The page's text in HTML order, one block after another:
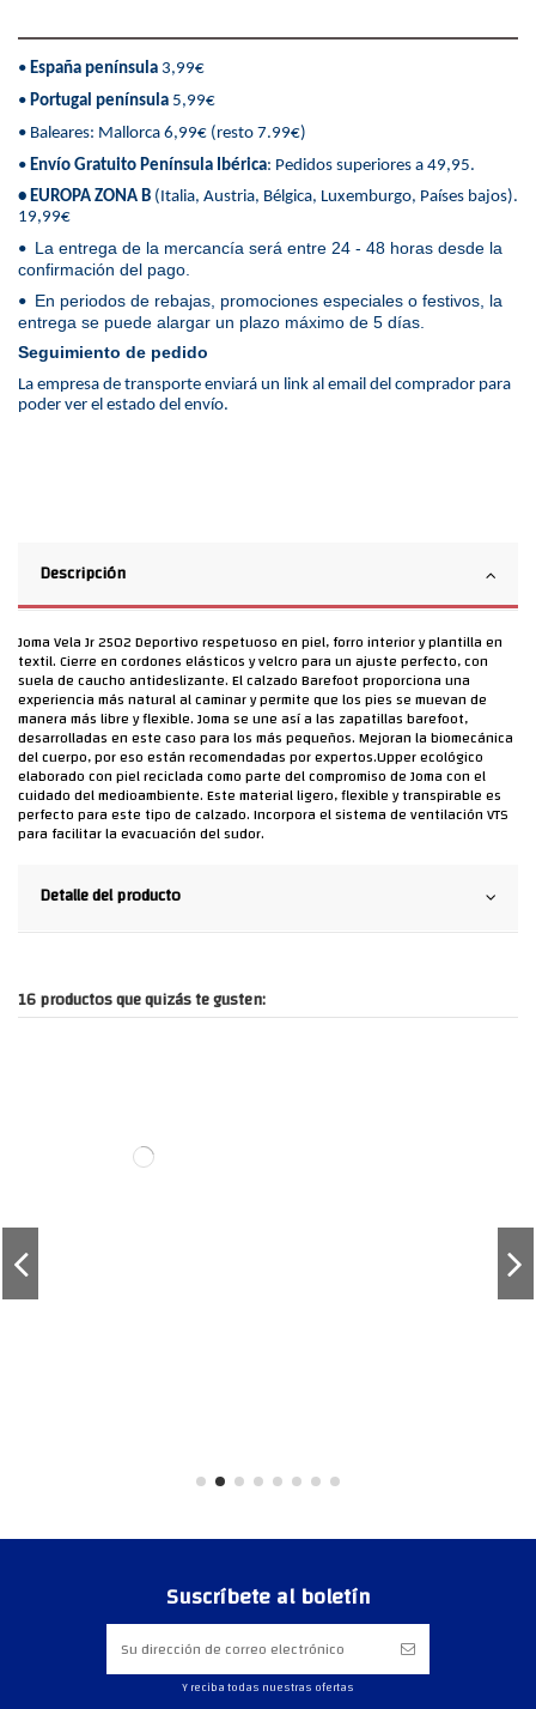
• España península 3,99€
• Portugal península 5,99€
• Baleares: Mallorca 6,99€ (resto 7.99€)
• Envío Gratuito Península Ibérica: Pedidos superiores a 49,95.
• EUROPA ZONA B (Italia, Austria, Bélgica, Luxemburgo, Países bajos).
19,99€
• La entrega de la mercancía será entre 24 - 48 horas desde la
confirmación del pago.
• En periodos de rebajas, promociones especiales o festivos, la
entrega se puede alargar un plazo máximo de 5 días.
Seguimiento de pedido
La empresa de transporte enviará un link al email del comprador para
poder ver el estado del envío.
Descripción
Joma Vela Jr 2502 Deportivo respetuoso en piel, forro interior y plantilla en
textil. Cierre en cordones elásticos y velcro para un ajuste perfecto, con
suela de caucho antideslizante. El calzado Barefoot proporciona una
experiencia más natural al caminar y permite que los pies se muevan de
manera más libre y flexible. Joma se une así a las zapatillas barefoot,
desarrolladas en este caso para los más pequeños. Mejoran la biomecánica
del cuerpo, por eso están recomendadas por expertos.Upper ecológico
elaborado con piel reciclada como parte del compromiso de Joma con el
cuidado del medioambiente. Este material ligero, flexible y transpirable es
perfecto para este tipo de calzado. Incorpora el sistema de ventilación VTS
para facilitar la evacuación del sudor.
Detalle del producto
16 productos que quizás te gusten:
Suscríbete al boletín
Y reciba todas nuestras ofertas